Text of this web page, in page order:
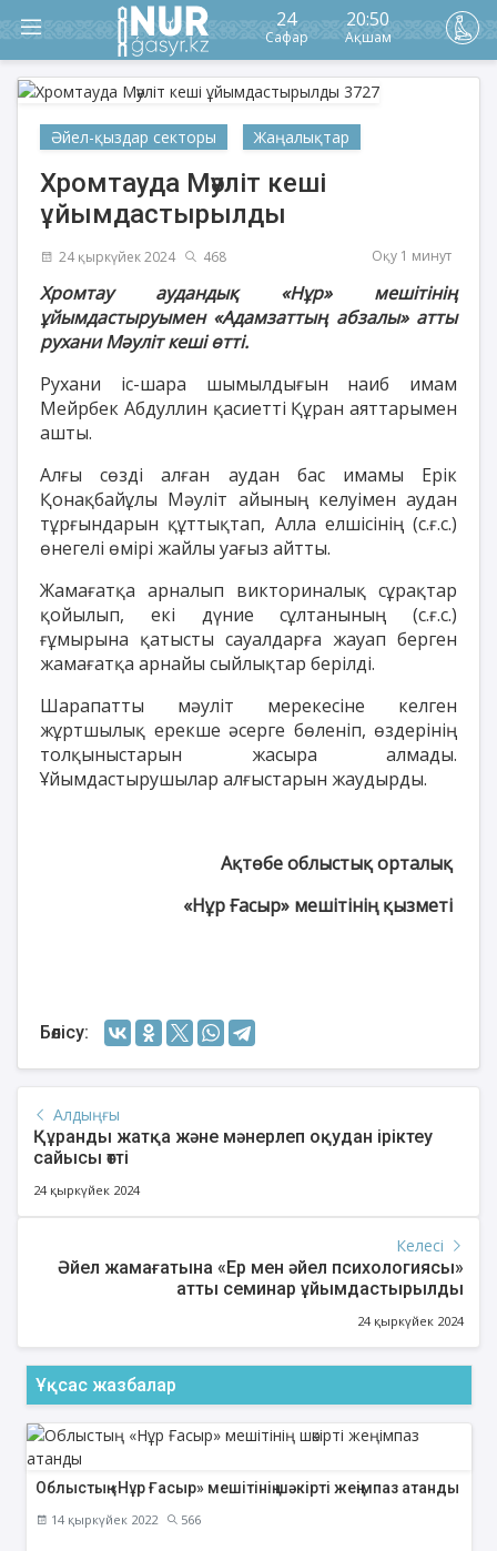
24
Сафар
20:50
Ақшам
Әйел-қыздар секторы Жаңалықтар
Хромтауда Мәуліт кеші
ұйымдастырылды
24 қыркүйек 2024 468 Оқу 1 минут
Хромтау аудандық «Нұр» мешітінің
ұйымдастыруымен «Адамзаттың абзалы» атты
рухани Мәуліт кеші өтті.
Рухани іс-шара шымылдығын наиб имам
Мейрбек Абдуллин қасиетті Құран аяттарымен
ашты.
Алғы сөзді алған аудан бас имамы Ерік
Қонақбайұлы Мәуліт айының келуімен аудан
тұрғындарын құттықтап, Алла елшісінің (с.ғ.с.)
өнегелі өмірі жайлы уағыз айтты.
Жамағатқа арналып викториналық сұрақтар
қойылып, екі дүние сұлтанының (с.ғ.с.)
ғұмырына қатысты сауалдарға жауап берген
жамағатқа арнайы сыйлықтар берілді.
Шарапатты мәуліт мерекесіне келген
жұртшылық ерекше әсерге бөленіп, өздерінің
толқыныстарын жасыра алмады.
Ұйымдастырушылар алғыстарын жаудырды.
Ақтөбе облыстық орталық
«Нұр Ғасыр» мешітінің қызметі
Бөлісу:
Алдыңғы
Құранды жатқа және мәнерлеп оқудан іріктеу
сайысы өтті
24 қыркүйек 2024
Келесі
Әйел жамағатына «Ер мен әйел психологиясы»
атты семинар ұйымдастырылды
24 қыркүйек 2024
Ұқсас жазбалар
Облыстың «Нұр Ғасыр» мешітінің шәкірті жеңімпаз атанды
14 қыркүйек 2022 566